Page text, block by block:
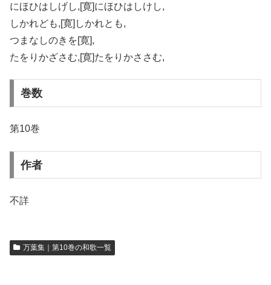
にほひはしげし,[寛]にほひはしけし,
しかれども,[寛]しかれとも,
つまなしのきを[寛],
たをりかざさむ,[寛]たをりかささむ,
巻数
第10巻
作者
不詳
万葉集｜第10巻の和歌一覧